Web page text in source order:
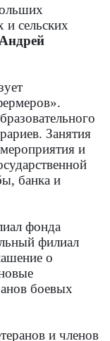
и сельских
Андрей
Занятия
и
банка и
фонда
филиал
о
боевых
и членов